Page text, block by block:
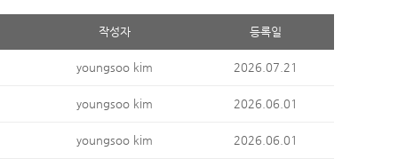
작성자 등록일
youngsoo kim 2026.07.21
youngsoo kim 2026.06.01
youngsoo kim 2026.06.01